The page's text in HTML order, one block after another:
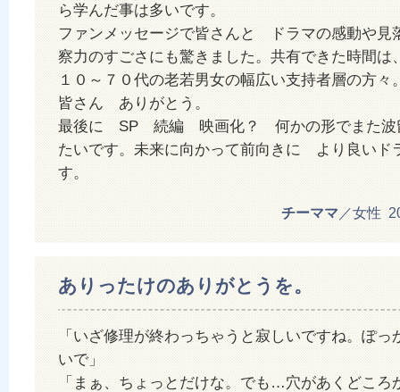
ら学んだ事は多いです。
ファンメッセージで皆さんと ドラマの感動や見
察力のすごさにも驚きました。共有できた時間は
１０～７０代の老若男女の幅広い支持者層の方々
皆さん ありがとう。
最後に SP 続編 映画化？ 何かの形でまた波
たいです。未来に向かって前向きに より良いド
す。
チーママ／女性
ありったけのありがとうを。
「いざ修理が終わっちゃうと寂しいですね。ぽ
いで」
「まぁ、ちょっとだけな。でも…穴があくどころ